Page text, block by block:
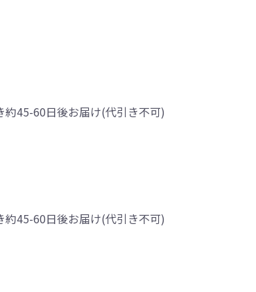
45-60日後お届け(代引き不可)
45-60日後お届け(代引き不可)